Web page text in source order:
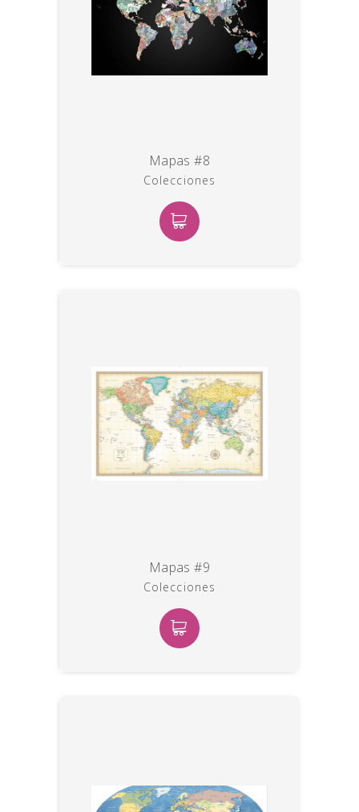
Mapas #8
Colecciones
Mapas #9
Colecciones